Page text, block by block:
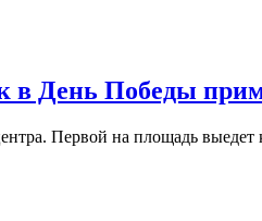
в День Победы
Первой на площадь